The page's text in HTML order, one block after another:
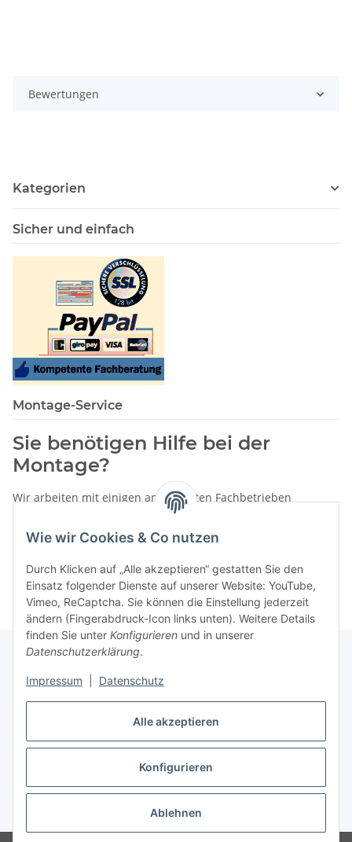
Alle akzeptieren
Konfigurieren
Ablehnen
Wie wir Cookies & Co nutzen
Durch Klicken auf „Alle akzeptieren“ gestatten Sie den
Einsatz folgender Dienste auf unserer Website: YouTube,
Vimeo, ReCaptcha. Sie können die Einstellung jederzeit
ändern (Fingerabdruck-Icon links unten). Weitere Details
finden Sie unter Konfigurieren und in unserer
Datenschutzerklärung.
Impressum Datenschutz
Bewertungen
Kategorien
Sicher und einfach
Montage-Service
Sie benötigen Hilfe bei der
Montage?
Wir arbeiten mit einigen anerkannten Fachbetrieben
Rufen Sie uns einfach an:
oder schreiben Sie uns eine eMail!
Gesetzliche Informationen
Vertrag widerrufen
Widerrufsbutton
* Alle Preise inkl. gesetzlicher USt., zzgl.Versand